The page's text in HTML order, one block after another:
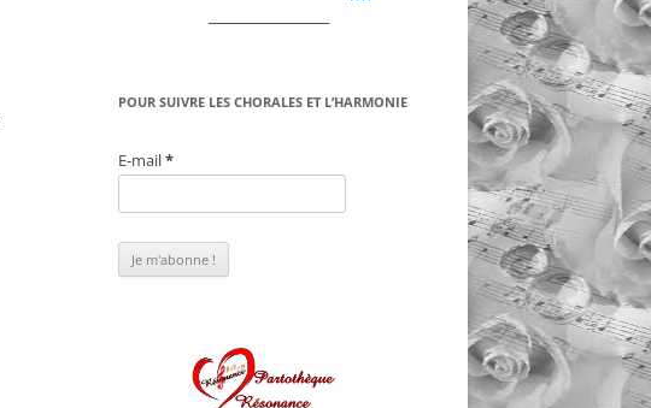
POUR SUIVRE LES CHORALES ET L’HARMONIE
E-mail*